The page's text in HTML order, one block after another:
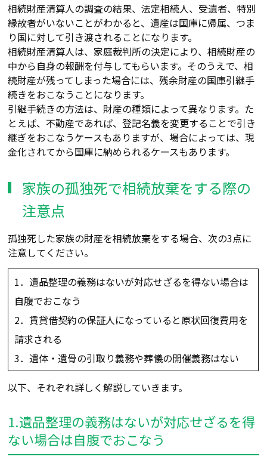
相続財産清算人の調査の結果、法定相続人、受遺者、特別
縁故者がいないことがわかると、遺産は国庫に帰属、つま
り国に対して引き渡されることになります。
相続財産清算人は、家庭裁判所の決定により、相続財産の
中から自身の報酬を付与してもらいます。そのうえで、相
続財産が残ってしまった場合には、残余財産の国庫引継手
続きをおこなうことになります。
引継手続きの方法は、財産の種類によって異なります。た
とえば、不動産であれば、登記名義を変更することで引き
継ぎをおこなうケースもありますが、場合によっては、現
金化されてから国庫に納められるケースもあります。
家族の孤独死で相続放棄をする際の
注意点
孤独死した家族の財産を相続放棄をする場合、次の3点に
注意してください。
1．遺品整理の義務はないが対応せざるを得ない場合は
自腹でおこなう
2．賃貸借契約の保証人になっていると原状回復費用を
請求される
3．遺体・遺骨の引取り義務や葬儀の開催義務はない
以下、それぞれ詳しく解説していきます。
1.遺品整理の義務はないが対応せざるを得
ない場合は自腹でおこなう